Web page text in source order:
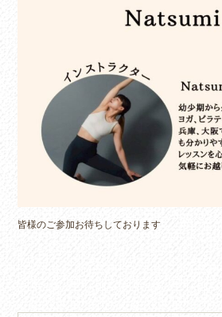
皆様のご参加お待ちしております